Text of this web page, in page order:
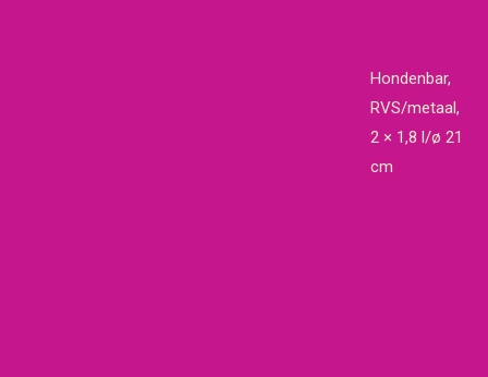
Hondenbar,
RVS/metaal,
2 × 1,8 l/ø 21
cm